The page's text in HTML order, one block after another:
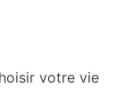
votre vie